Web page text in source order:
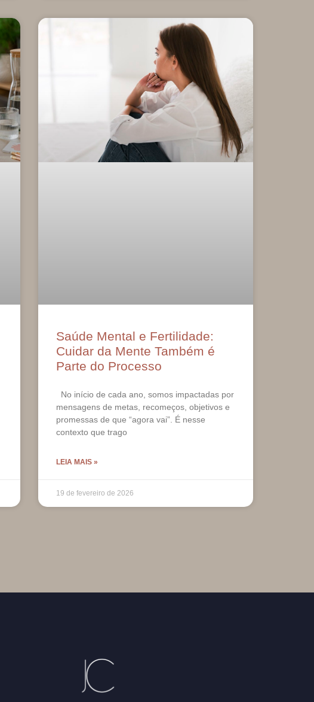
Saúde Mental e Fertilidade:
Cuidar da Mente Também é
Parte do Processo
No início de cada ano, somos impactadas por
mensagens de metas, recomeços, objetivos e
promessas de que “agora vai”. É nesse
contexto que trago
LEIA MAIS »
19 de fevereiro de 2026